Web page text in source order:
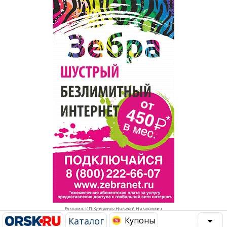
Реклама. ИП Кучеренко Николай Николаевич
Каталог Купоны
Рестораны, кафе, бары
Развлечения и отдых
Спорт Фитнес
Недвижимость
Красота Косметология
Торговля
Бизнес и финансы
Юристы, Экспертиза, Страхование
Ремонт
Социальные организации
Это интересно
Администрация
Популярное →